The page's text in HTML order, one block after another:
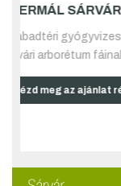
RELAX
való fürdőzés a
Sok más...